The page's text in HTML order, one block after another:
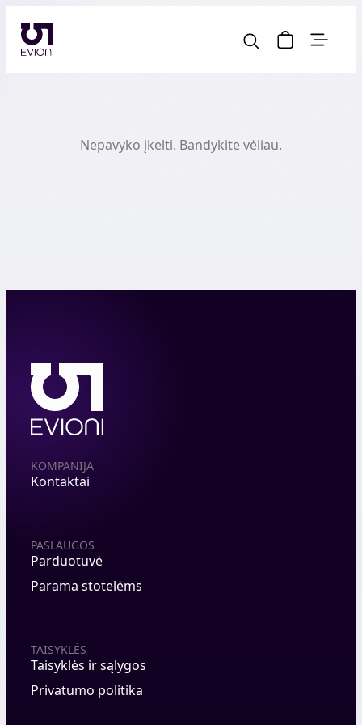
Nepavyko įkelti. Bandykite vėliau.
KOMPANIJA
Kontaktai
PASLAUGOS
Parduotuvė
Parama stotelėms
TAISYKLĖS
Taisyklės ir sąlygos
Privatumo politika